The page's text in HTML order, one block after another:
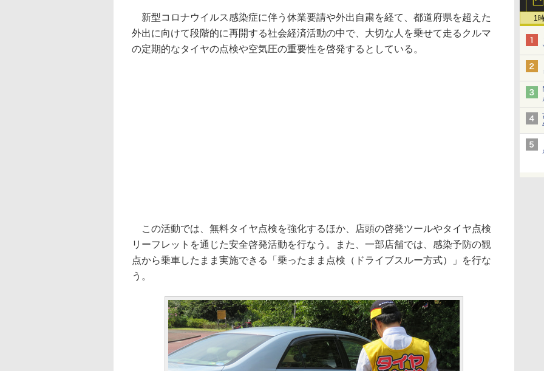
1
新型コロナウイルス感染症に伴う休業要請や外出自粛を経て、都道府県を超えた
外出に向けて段階的に再開する社会経済活動の中で、大切な人を乗せて走るクルマ
の定期的なタイヤの点検や空気圧の重要性を啓発するとしている。
この活動では、無料タイヤ点検を強化するほか、店頭の啓発ツールやタイヤ点検
リーフレットを通じた安全啓発活動を行なう。また、一部店舗では、感染予防の観
点から乗車したまま実施できる「乗ったまま点検（ドライブスルー方式）」を行な
う。